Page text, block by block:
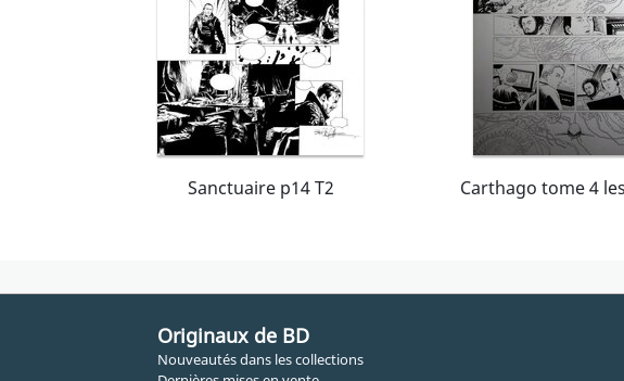
Sanctuaire p14 T2
Originaux de BD
Nouveautés dans les collections